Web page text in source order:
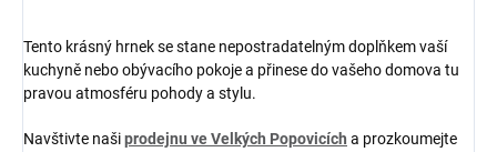
Tento krásný hrnek se stane nepostradatelným doplňkem vaší
kuchyně nebo obývacího pokoje a přinese do vašeho domova tu
pravou atmosféru pohody a stylu.
Navštivte našiprodejnu ve Velkých Popovicích a prozkoumejte